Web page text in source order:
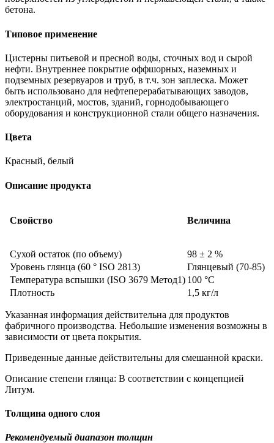
бетона.
Типовое применение
Цистерны питьевой и пресной воды, сточных вод и сырой
нефти. Внутреннее покрытие оффшорных, наземных и
подземных резервуаров и труб, в т.ч. зон заплеска. Может
быть использовано для нефтеперерабатывающих заводов,
электростанций, мостов, зданий, горнодобывающего
оборудования и конструкционной стали общего назначения.
Цвета
Красный, белый
Описание продукта
Свойство Величина
Сухой остаток (по объему)
98 ± 2 %
Уровень глянца (60 ° ISO 2813)
Глянцевый (70-85)
Температура вспышки (ISO 3679 Метод1) 100 °C
Плотность
1,5 кг/л
Указанная информация действительна для продуктов
фабричного производства. Небольшие изменения возможны в
зависимости от цвета покрытия.
Приведенные данные действительны для смешанной краски.
Описание степени глянца: В соответствии с концепцией
Литум.
Толщина одного слоя
Рекомендуемый диапазон толщин